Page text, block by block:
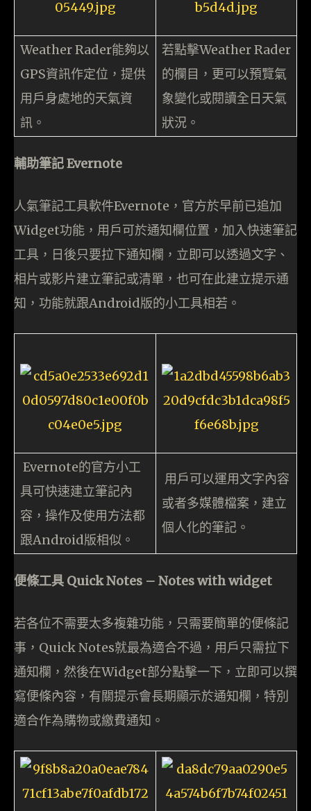
Weather Rader能夠以
GPS資訊作定位，提供
用戶身處地的天氣資
訊。
若點擊Weather Rader
的欄目，更可以預覽氣
象變化或閱讀全日天氣
狀況。
輔助筆記 Evernote
人氣筆記工具軟件Evernote，官方於早前已追加
Widget功能，用戶可於通知欄位置，加入快速筆記
工具，日後只要拉下通知欄，立即可以透過文字、
相片或影片建立筆記或清單，也可在此建立提示通
知，功能就跟Android版的小工具相若。
Evernote的官方小工
具可快速建立筆記內
容，操作及使用方法都
跟Android版相似。
用戶可以運用文字內容
或者多媒體檔案，建立
個人化的筆記。
便條工具 Quick Notes – Notes with widget
若各位不需要太多複雜功能，只需要簡單的便條記
事，Quick Notes就最為適合不過，用戶只需拉下
通知欄，然後在Widget部分點擊一下，立即可以撰
寫便條內容，有關提示會長期顯示於通知欄，特別
適合作為購物或繳費通知。